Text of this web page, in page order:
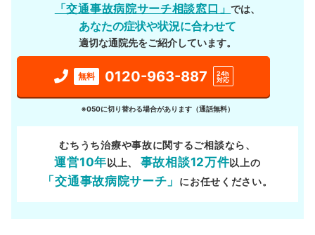
「交通事故病院サーチ相談窓口」では、
あなたの症状や状況に合わせて
適切な通院先をご紹介しています。
無料 0120-963-887
24h
対応
※050に切り替わる場合があります（通話無料）
むちうち治療や事故に関するご相談なら、
運営10年以上、 事故相談12万件以上の
「交通事故病院サーチ」 にお任せください。